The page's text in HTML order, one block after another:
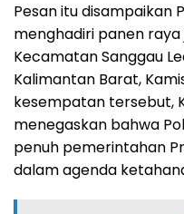
Pesan itu disampaikan
menghadiri panen
Kecamatan Sanggau
Kalimantan Barat,
kesempatan tersebut,
menegaskan bahwa
penuh pemerintahan
dalam agenda